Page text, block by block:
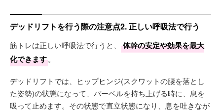
デッドリフトを行う際の注意点2. 正しい呼吸法で行う
筋トレは正しい呼吸法で行うと、
体幹の安定や効果を最大
化できます。
デッドリフトでは、ヒップヒンジ(スクワットの腰を落とし
た姿勢)の状態になって、バーベルを持ち上げる時に、息を
吸って止めます。その状態で直立状態になり、息を吐きなが